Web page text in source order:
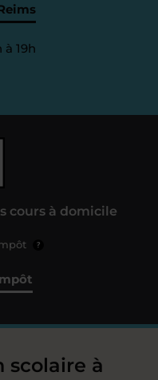
19h
cours à domicile
?
scolaire à